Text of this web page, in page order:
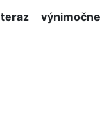
teraz výnimočne